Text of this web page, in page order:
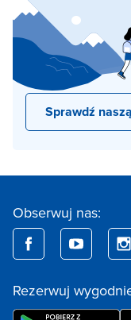
Sprawdź
Obserwuj nas:
Rezerwuj